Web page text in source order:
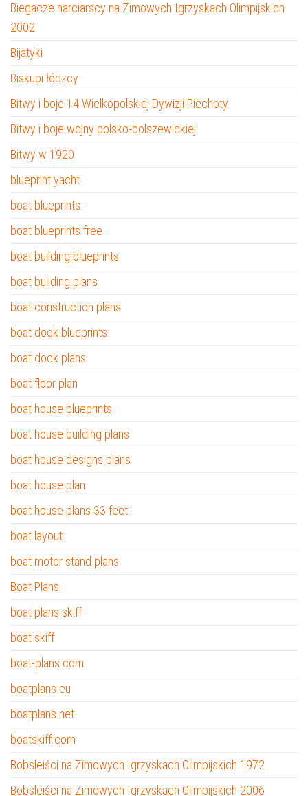
Biegacze narciarscy na Zimowych Igrzyskach Olimpijskich
2002
Bijatyki
Biskupi łódzcy
Bitwy i boje 14 Wielkopolskiej Dywizji Piechoty
Bitwy i boje wojny polsko-bolszewickiej
Bitwy w 1920
blueprint yacht
boat blueprints
boat blueprints free
boat building blueprints
boat building plans
boat construction plans
boat dock blueprints
boat dock plans
boat floor plan
boat house blueprints
boat house building plans
boat house designs plans
boat house plan
boat house plans 33 feet
boat layout
boat motor stand plans
Boat Plans
boat plans skiff
boat skiff
boat-plans.com
boatplans.eu
boatplans.net
boatskiff.com
Bobsleiści na Zimowych Igrzyskach Olimpijskich 1972
Bobsleiści na Zimowych Igrzyskach Olimpijskich 2006